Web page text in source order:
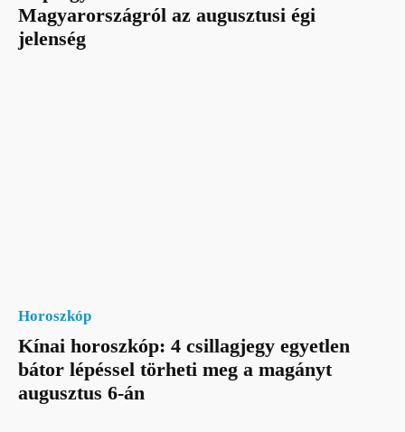
Magyarországról az augusztusi égi
jelenség
Horoszkóp
Kínai horoszkóp: 4 csillagjegy egyetlen
bátor lépéssel törheti meg a magányt
augusztus 6-án